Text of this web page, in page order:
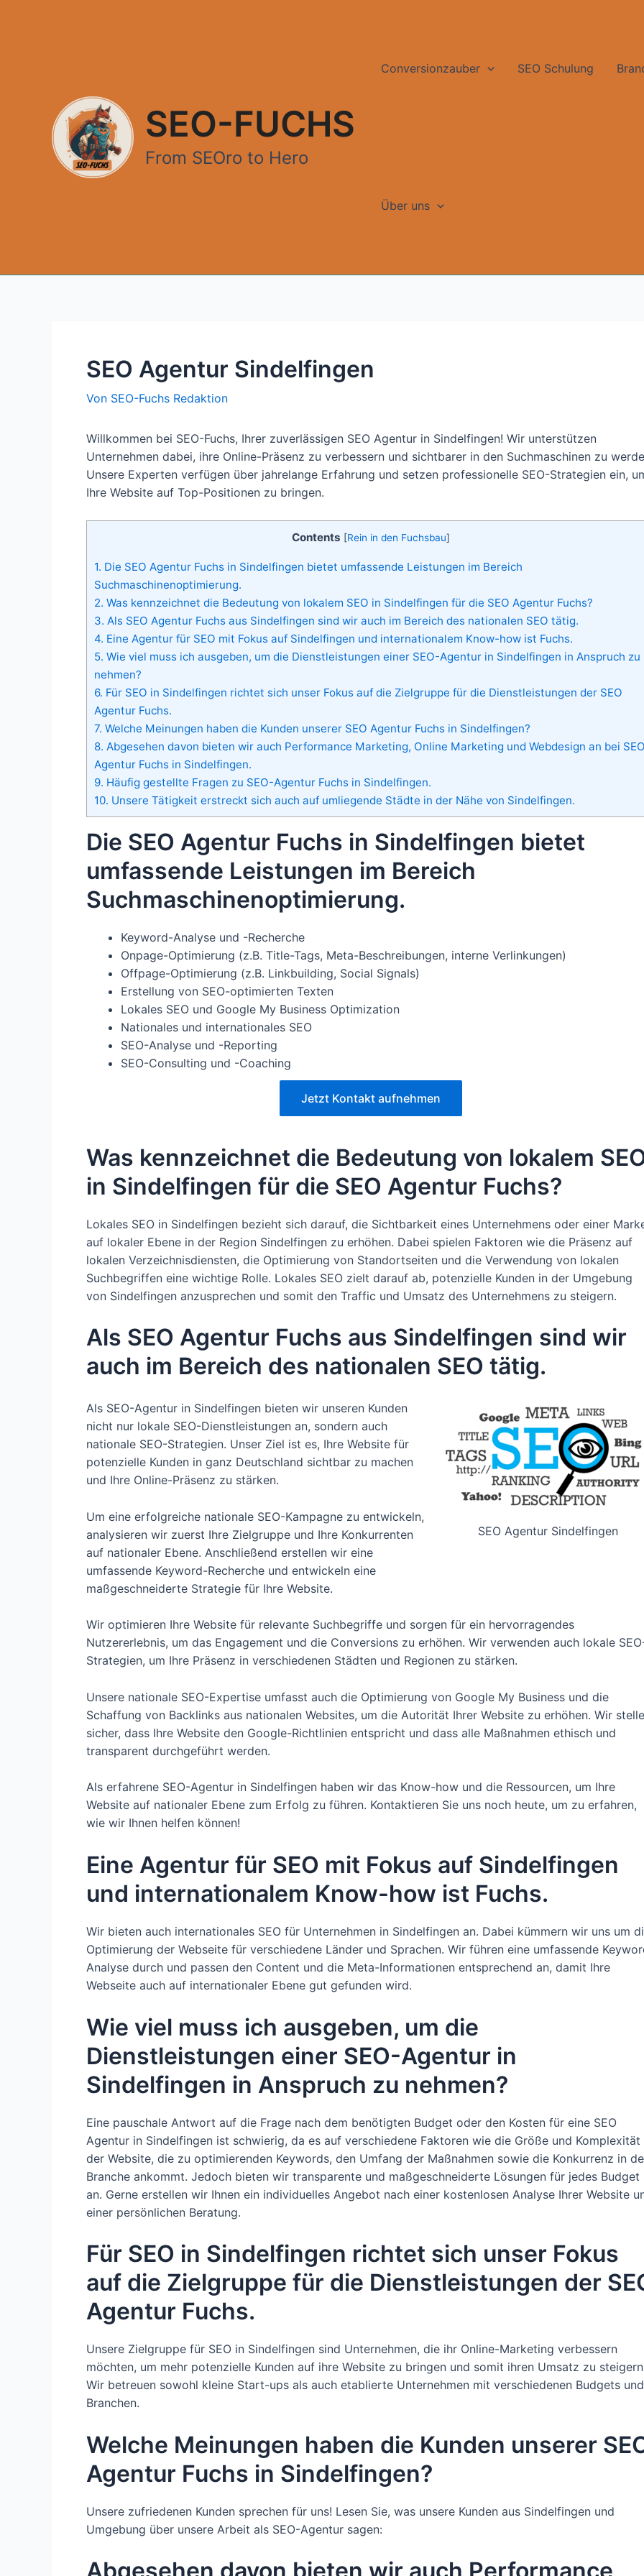
SEO-FUCHS
From SEOro to Hero
Conversionzauber SEO Schulung
Über uns
SEO Agentur Sindelfingen
Von SEO-Fuchs Redaktion
Willkommen bei SEO-Fuchs, Ihrer zuverlässigen SEO Agentur in Sindelfingen! Wir unterstützen
Unternehmen dabei, ihre Online-Präsenz zu verbessern und sichtbarer in den Suchmaschinen zu
Unsere Experten verfügen über jahrelange Erfahrung und setzen professionelle SEO-Strategien ein,
Ihre Website auf Top-Positionen zu bringen.
Contents [Rein in den Fuchsbau]
1. Die SEO Agentur Fuchs in Sindelfingen bietet umfassende Leistungen im Bereich
Suchmaschinenoptimierung.
2. Was kennzeichnet die Bedeutung von lokalem SEO in Sindelfingen für die SEO Agentur Fuchs?
3. Als SEO Agentur Fuchs aus Sindelfingen sind wir auch im Bereich des nationalen SEO tätig.
4. Eine Agentur für SEO mit Fokus auf Sindelfingen und internationalem Know-how ist Fuchs.
5. Wie viel muss ich ausgeben, um die Dienstleistungen einer SEO-Agentur in Sindelfingen in Anspruch zu
nehmen?
6. Für SEO in Sindelfingen richtet sich unser Fokus auf die Zielgruppe für die Dienstleistungen der SEO
Agentur Fuchs.
7. Welche Meinungen haben die Kunden unserer SEO Agentur Fuchs in Sindelfingen?
8. Abgesehen davon bieten wir auch Performance Marketing, Online Marketing und Webdesign an bei SEO
Agentur Fuchs in Sindelfingen.
9. Häufig gestellte Fragen zu SEO-Agentur Fuchs in Sindelfingen.
10. Unsere Tätigkeit erstreckt sich auch auf umliegende Städte in der Nähe von Sindelfingen.
Die SEO Agentur Fuchs in Sindelfingen bietet
umfassende Leistungen im Bereich
Suchmaschinenoptimierung.
Keyword-Analyse und -Recherche
Onpage-Optimierung (z.B. Title-Tags, Meta-Beschreibungen, interne Verlinkungen)
Offpage-Optimierung (z.B. Linkbuilding, Social Signals)
Erstellung von SEO-optimierten Texten
Lokales SEO und Google My Business Optimization
Nationales und internationales SEO
SEO-Analyse und -Reporting
SEO-Consulting und -Coaching
Jetzt Kontakt aufnehmen
Was kennzeichnet die Bedeutung von lokalem
in Sindelfingen für die SEO Agentur Fuchs?
Lokales SEO in Sindelfingen bezieht sich darauf, die Sichtbarkeit eines Unternehmens oder einer
auf lokaler Ebene in der Region Sindelfingen zu erhöhen. Dabei spielen Faktoren wie die Präsenz auf
lokalen Verzeichnisdiensten, die Optimierung von Standortseiten und die Verwendung von lokalen
Suchbegriffen eine wichtige Rolle. Lokales SEO zielt darauf ab, potenzielle Kunden in der Umgebung
von Sindelfingen anzusprechen und somit den Traffic und Umsatz des Unternehmens zu steigern.
Als SEO Agentur Fuchs aus Sindelfingen sind wir
auch im Bereich des nationalen SEO tätig.
SEO Agentur Sindelfingen
Als SEO-Agentur in Sindelfingen bieten wir unseren Kunden
nicht nur lokale SEO-Dienstleistungen an, sondern auch
nationale SEO-Strategien. Unser Ziel ist es, Ihre Website für
potenzielle Kunden in ganz Deutschland sichtbar zu machen
und Ihre Online-Präsenz zu stärken.
Um eine erfolgreiche nationale SEO-Kampagne zu entwickeln,
analysieren wir zuerst Ihre Zielgruppe und Ihre Konkurrenten
auf nationaler Ebene. Anschließend erstellen wir eine
umfassende Keyword-Recherche und entwickeln eine
maßgeschneiderte Strategie für Ihre Website.
Wir optimieren Ihre Website für relevante Suchbegriffe und sorgen für ein hervorragendes
Nutzererlebnis, um das Engagement und die Conversions zu erhöhen. Wir verwenden auch lokale
Strategien, um Ihre Präsenz in verschiedenen Städten und Regionen zu stärken.
Unsere nationale SEO-Expertise umfasst auch die Optimierung von Google My Business und die
Schaffung von Backlinks aus nationalen Websites, um die Autorität Ihrer Website zu erhöhen. Wir
sicher, dass Ihre Website den Google-Richtlinien entspricht und dass alle Maßnahmen ethisch und
transparent durchgeführt werden.
Als erfahrene SEO-Agentur in Sindelfingen haben wir das Know-how und die Ressourcen, um Ihre
Website auf nationaler Ebene zum Erfolg zu führen. Kontaktieren Sie uns noch heute, um zu erfahren,
wie wir Ihnen helfen können!
Eine Agentur für SEO mit Fokus auf Sindelfingen
und internationalem Know-how ist Fuchs.
Wir bieten auch internationales SEO für Unternehmen in Sindelfingen an. Dabei kümmern wir uns um
Optimierung der Webseite für verschiedene Länder und Sprachen. Wir führen eine umfassende
Analyse durch und passen den Content und die Meta-Informationen entsprechend an, damit Ihre
Webseite auch auf internationaler Ebene gut gefunden wird.
Wie viel muss ich ausgeben, um die
Dienstleistungen einer SEO-Agentur in
Sindelfingen in Anspruch zu nehmen?
Eine pauschale Antwort auf die Frage nach dem benötigten Budget oder den Kosten für eine SEO
Agentur in Sindelfingen ist schwierig, da es auf verschiedene Faktoren wie die Größe und Komplexität
der Website, die zu optimierenden Keywords, den Umfang der Maßnahmen sowie die Konkurrenz in
Branche ankommt. Jedoch bieten wir transparente und maßgeschneiderte Lösungen für jedes Budget
an. Gerne erstellen wir Ihnen ein individuelles Angebot nach einer kostenlosen Analyse Ihrer Website
einer persönlichen Beratung.
Für SEO in Sindelfingen richtet sich unser Fokus
auf die Zielgruppe für die Dienstleistungen der
Agentur Fuchs.
Unsere Zielgruppe für SEO in Sindelfingen sind Unternehmen, die ihr Online-Marketing verbessern
möchten, um mehr potenzielle Kunden auf ihre Website zu bringen und somit ihren Umsatz zu
Wir betreuen sowohl kleine Start-ups als auch etablierte Unternehmen mit verschiedenen Budgets und
Branchen.
Welche Meinungen haben die Kunden unserer
Agentur Fuchs in Sindelfingen?
Unsere zufriedenen Kunden sprechen für uns! Lesen Sie, was unsere Kunden aus Sindelfingen und
Umgebung über unsere Arbeit als SEO-Agentur sagen: